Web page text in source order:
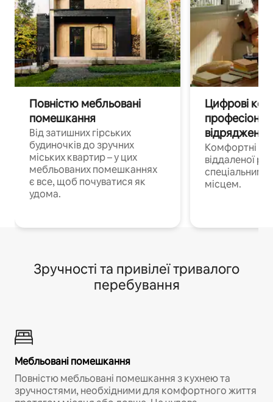
Повністю мебльовані
помешкання
Від затишних гірських
будиночків до зручних
міських квартир – у цих
мебльованих помешканнях
є все, щоб почуватися як
удома.
Цифрові
Комфортні
віддаленої
спеціальним
місцем.
Зручності та привілеї тривалого
перебування
Мебльовані помешкання
Повністю мебльовані помешкання з кухнею та
зручностями, необхідними для комфортного життя